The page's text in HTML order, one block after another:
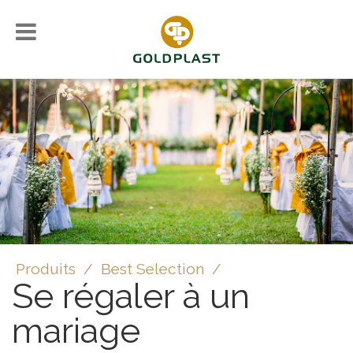
Produits / Best Selection /
Se régaler à un
mariage